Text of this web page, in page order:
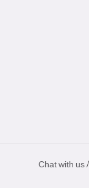
Chat with us /